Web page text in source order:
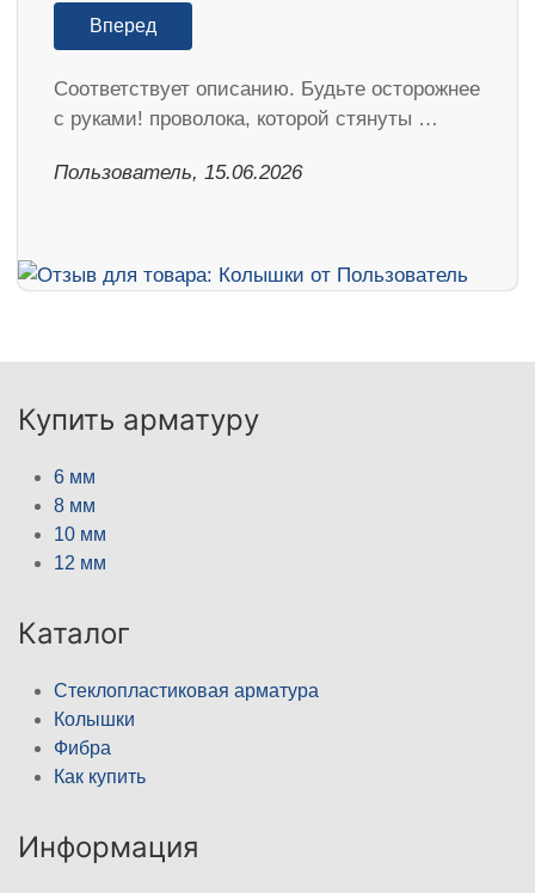
Вперед
Соответствует описанию. Будьте осторожнее
с руками! проволока, которой стянуты …
Пользователь, 15.06.2026
Купить арматуру
6 мм
8 мм
10 мм
12 мм
Каталог
Стеклопластиковая арматура
Колышки
Фибра
Как купить
Информация